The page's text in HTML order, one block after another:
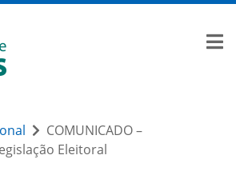
COMUNICADO –
Eleitoral